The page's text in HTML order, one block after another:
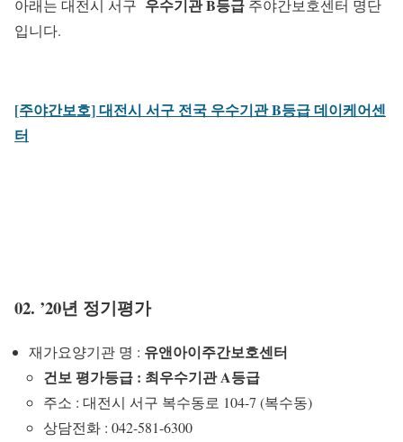
아래는 대전시 서구 우수기관 B등급 주야간보호센터 명단
입니다.
[주야간보호] 대전시 서구 전국 우수기관 B등급 데이케어센
터
02. ’20년 정기평가
재가요양기관 명 : 유앤아이주간보호센터
건보 평가등급 : 최우수기관 A등급
주소 : 대전시 서구 복수동로 104-7 (복수동)
상담전화 : 042-581-6300